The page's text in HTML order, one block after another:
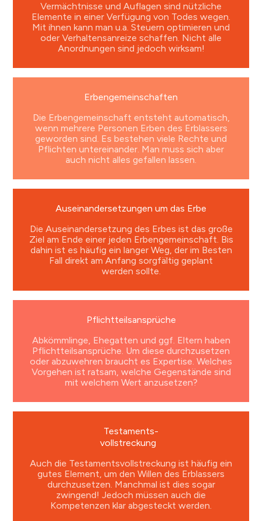
Vermächtnisse und Auflagen sind nützliche
Elemente in einer Verfügung von Todes wegen.
Mit ihnen kann man u.a. Steuern optimieren und
oder Verhaltensanreize schaffen. Nicht alle
Anordnungen sind jedoch wirksam!
Erbengemeinschaften
Die Erbengemeinschaft entsteht automatisch,
wenn mehrere Personen Erben des Erblassers
geworden sind. Es bestehen viele Rechte und
Pflichten untereinander. Man muss sich aber
auch nicht alles gefallen lassen.
Auseinandersetzungen um das Erbe
Die Auseinandersetzung des Erbes ist das große
Ziel am Ende einer jeden Erbengemeinschaft. Bis
dahin ist es häufig ein langer Weg, der im Besten
Fall direkt am Anfang sorgfältig geplant
werden sollte.
Pflichtteilsansprüche
Abkömmlinge, Ehegatten und ggf. Eltern haben
Pflichtteilsansprüche. Um diese durchzusetzen
oder abzuwehren braucht es Expertise. Welches
Vorgehen ist ratsam, welche Gegenstände sind
mit welchem Wert anzusetzen?
Testaments-
vollstreckung
Auch die Testamentsvollstreckung ist häufig ein
gutes Element, um den Willen des Erblassers
durchzusetzen. Manchmal ist dies sogar
zwingend! Jedoch müssen auch die
Kompetenzen klar abgesteckt werden.